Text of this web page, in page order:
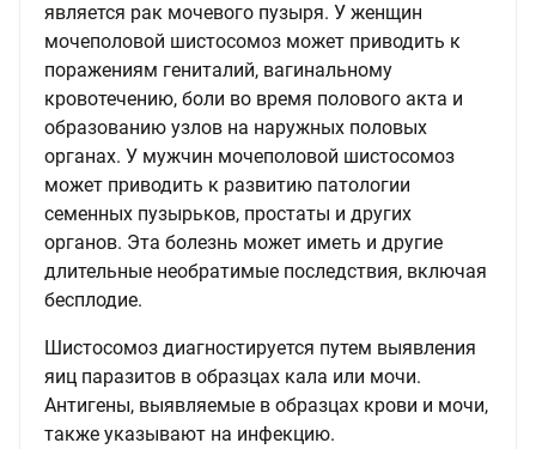
является рак мочевого пузыря. У женщин
мочеполовой шистосомоз может приводить к
поражениям гениталий, вагинальному
кровотечению, боли во время полового акта и
образованию узлов на наружных половых
органах. У мужчин мочеполовой шистосомоз
может приводить к развитию патологии
семенных пузырьков, простаты и других
органов. Эта болезнь может иметь и другие
длительные необратимые последствия, включая
бесплодие.
Шистосомоз диагностируется путем выявления
яиц паразитов в образцах кала или мочи.
Антигены, выявляемые в образцах крови и мочи,
также указывают на инфекцию.